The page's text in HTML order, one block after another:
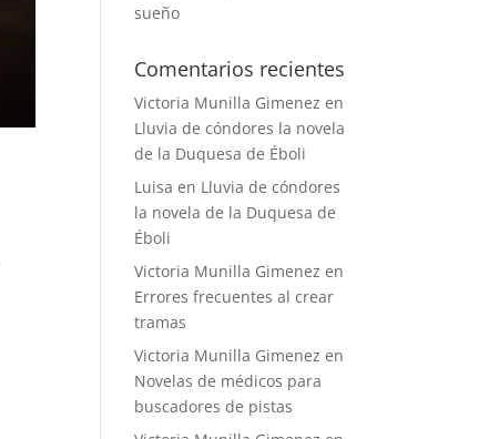
sueño
Comentarios recientes
Victoria Munilla Gimenez en
Lluvia de cóndores la novela
de la Duquesa de Éboli
Luisa en Lluvia de cóndores
la novela de la Duquesa de
Éboli
Victoria Munilla Gimenez en
Errores frecuentes al crear
tramas
Victoria Munilla Gimenez en
Novelas de médicos para
buscadores de pistas